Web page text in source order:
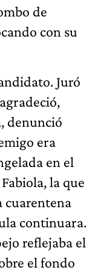
de
con su
Juró
denunció
era
en el
la que
cuarentena
continuara.
reflejaba el
el fondo